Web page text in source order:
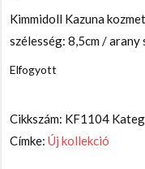
Kimmidoll Kazuna
szélesség: 8,5cm / arany
Elfogyott
Cikkszám: KF1104
Címke:Új kollekció